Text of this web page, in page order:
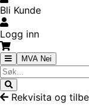
Bli Kunde
Logg inn
MVA Nei
Rekvisita og